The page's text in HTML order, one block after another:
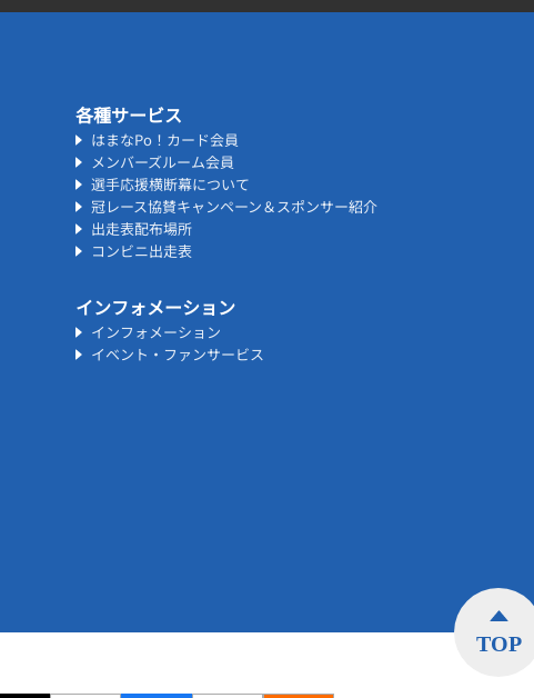
各種サービス
はまなPo！カード会員
メンバーズルーム会員
選手応援横断幕について
冠レース協賛キャンペーン＆スポンサー紹介
出走表配布場所
コンビニ出走表
インフォメーション
インフォメーション
イベント・ファンサービス